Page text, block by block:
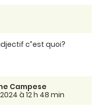
c”est quoi?
Campese
à 12 h 48 min